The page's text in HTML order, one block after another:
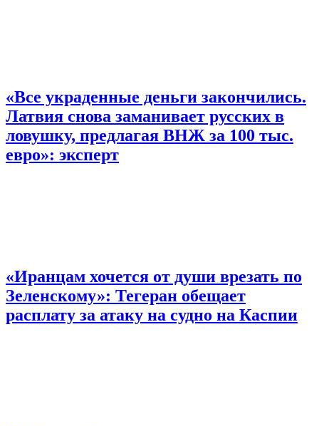
«Все украденные деньги закончились.
Латвия снова заманивает русских в
ловушку, предлагая ВНЖ за 100 тыс.
евро»: эксперт
«Иранцам хочется от души врезать по
Зеленскому»: Тегеран обещает
расплату за атаку на судно на Каспии